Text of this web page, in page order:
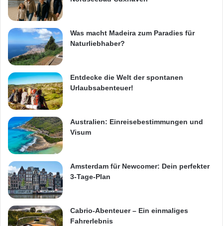
Was macht Madeira zum Paradies für
Naturliebhaber?
Entdecke die Welt der spontanen
Urlaubsabenteuer!
Australien: Einreisebestimmungen und
Visum
Amsterdam für Newcomer: Dein perfekter
3-Tage-Plan
Cabrio-Abenteuer – Ein einmaliges
Fahrerlebnis